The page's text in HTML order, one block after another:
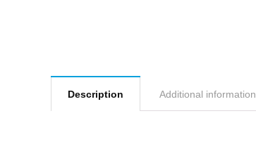
Description Additional information